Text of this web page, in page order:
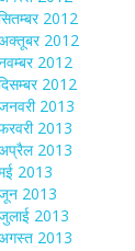
2012
2012
2012
2012
2013
2013
2013
2013
2013
2013
2013